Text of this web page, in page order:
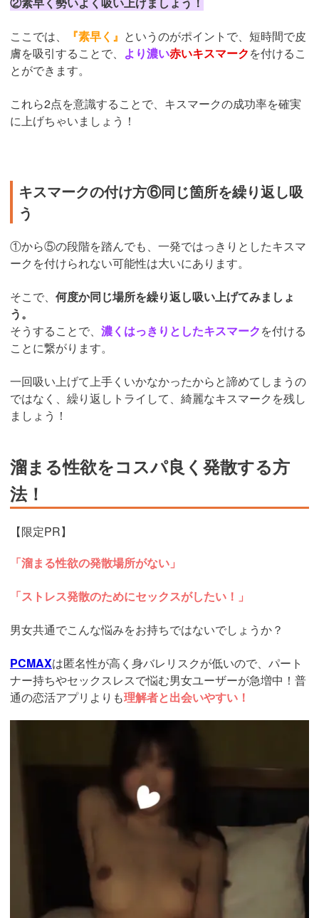
ここでは、 『素早く』 というのがポイントで、短時間で皮
膚を吸引することで、 より濃い赤いキスマークを付けるこ
とができます。
これら2点を意識することで、キスマークの成功率を確実
に上げちゃいましょう！
キスマークの付け方⑥同じ箇所を繰り返し吸
う
①から⑤の段階を踏んでも、一発ではっきりとしたキスマ
ークを付けられない可能性は大いにあります。
そこで、 何度か同じ場所を繰り返し吸い上げてみましょ
う。
そうすることで、 濃くはっきりとしたキスマークを付ける
ことに繋がります。
一回吸い上げて上手くいかなかったからと諦めてしまうの
ではなく、繰り返しトライして、綺麗なキスマークを残し
ましょう！
溜まる性欲をコスパ良く発散する方
法！
【限定PR】
「溜まる性欲の発散場所がない」
「ストレス発散のためにセックスがしたい！」
男女共通でこんな悩みをお持ちではないでしょうか？
PCMAXは匿名性が高く身バレリスクが低いので、パート
ナー持ちやセックスレスで悩む男女ユーザーが急増中！普
通の恋活アプリよりも理解者と出会いやすい！